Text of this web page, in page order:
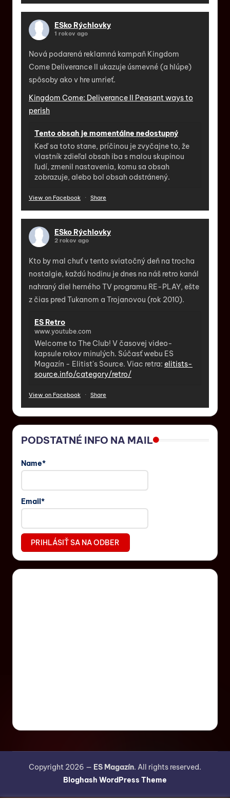
ESko Rýchlovky
1 rokov ago
Nová podarená reklamná kampaň Kingdom
Come Deliverance II ukazuje úsmevné (a hlúpe)
spôsoby ako v hre umrieť.
Kingdom Come: Deliverance II Peasant ways to
perish
Tento obsah je momentálne nedostupný
Keď sa toto stane, príčinou je zvyčajne to, že
vlastník zdieľal obsah iba s malou skupinou
ľudí, zmenil nastavenia, komu sa obsah
zobrazuje, alebo bol obsah odstránený.
View on Facebook · Share
ESko Rýchlovky
2 rokov ago
Kto by mal chuť v tento sviatočný deň na trocha
nostalgie, každú hodinu je dnes na náš retro kanál
nahraný diel herného TV programu RE-PLAY, ešte
z čias pred Tukanom a Trojanovou (rok 2010).
ES Retro
www.youtube.com
Welcome to The Club! V časovej video-
kapsule rokov minulých. Súčasť webu ES
Magazín - Elitist's Source. Viac retra: elitists-
source.info/category/retro/
View on Facebook · Share
PODSTATNÉ INFO NA MAIL
Name*
Email*
Copyright 2026 — ES Magazín. All rights reserved.
Bloghash WordPress Theme